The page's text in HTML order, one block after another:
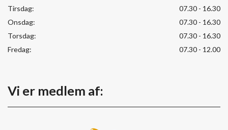
Tirsdag:
07.30 - 16.30
Onsdag:
07.30 - 16.30
Torsdag:
07.30 - 16.30
Fredag:
07.30 - 12.00
Vi er medlem af: